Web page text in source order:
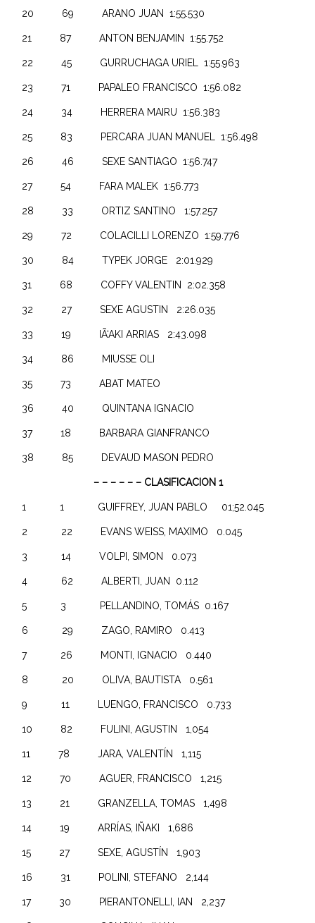
20 69 ARANO JUAN 1:55.530
21 87 ANTON BENJAMIN 1:55.752
22 45 GURRUCHAGA URIEL 1:55.963
23 71 PAPALEO FRANCISCO 1:56.082
24 34 HERRERA MAIRU 1:56.383
25 83 PERCARA JUAN MANUEL 1:56.498
26 46 SEXE SANTIAGO 1:56.747
27 54 FARA MALEK 1:56.773
28 33 ORTIZ SANTINO 1:57.257
29 72 COLACILLI LORENZO 1:59.776
30 84 TYPEK JORGE 2:01.929
31 68 COFFY VALENTIN 2:02.358
32 27 SEXE AGUSTIN 2:26.035
33 19 IÃ‘AKI ARRIAS 2:43.098
34 86 MIUSSE OLI
35 73 ABAT MATEO
36 40 QUINTANA IGNACIO
37 18 BARBARA GIANFRANCO
38 85 DEVAUD MASON PEDRO
– – – – – – CLASIFICACION 1
1 1 GUIFFREY, JUAN PABLO 01;52.045
2 22 EVANS WEISS, MAXIMO 0.045
3 14 VOLPI, SIMON 0.073
4 62 ALBERTI, JUAN 0.112
5 3 PELLANDINO, TOMÁS 0.167
6 29 ZAGO, RAMIRO 0.413
7 26 MONTI, IGNACIO 0.440
8 20 OLIVA, BAUTISTA 0.561
9 11 LUENGO, FRANCISCO 0.733
10 82 FULINI, AGUSTIN 1,054
11 78 JARA, VALENTÍN 1,115
12 70 AGUER, FRANCISCO 1,215
13 21 GRANZELLA, TOMAS 1,498
14 19 ARRÍAS, IÑAKI 1,686
15 27 SEXE, AGUSTÍN 1,903
16 31 POLINI, STEFANO 2,144
17 30 PIERANTONELLI, IAN 2,237